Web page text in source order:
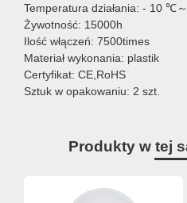
Temperatura działania: - 10 ℃
Żywotność: 15000h
Ilość włączeń: 7500times
Materiał wykonania: plastik
Certyfikat: CE,RoHS
Sztuk w opakowaniu: 2 szt.
Produkty w tej